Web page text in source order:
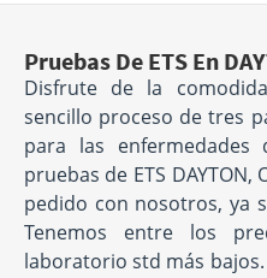
Pruebas De ETS En
Disfrute de la
sencillo proceso de tres
para las enfermedades
pruebas de ETS
pedido con nosotros, ya
Tenemos entre los
laboratorio std más